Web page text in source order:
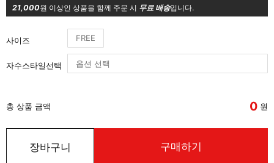
21,000원 이상인 상품을 함께 주문 시 무료 배송입니다.
사이즈 FREE
자수스타일선택
총 상품 금액 0 원
장바구니 구매하기